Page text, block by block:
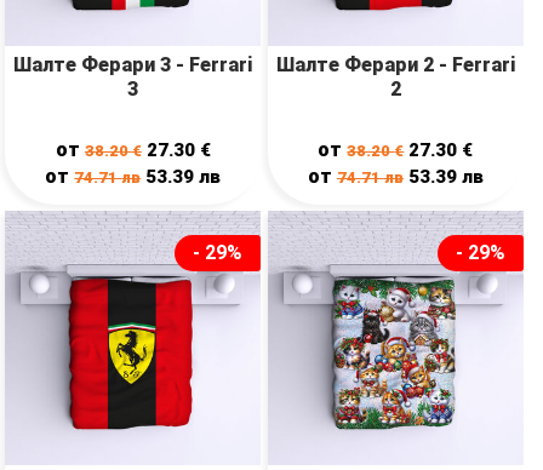
Шалте Ферари 3 - Ferrari
3
от38.20€ 27.30 €
от74.71лв 53.39лв
Шалте Ферари 2 - Ferrari
2
от38.20€ 27.30 €
от 74.71лв 53.39 лв
- 29% - 29%